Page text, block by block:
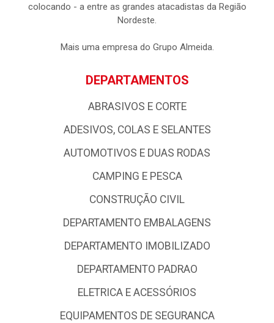
colocando - a entre as grandes atacadistas da Região
Nordeste.
Mais uma empresa do Grupo Almeida.
DEPARTAMENTOS
ABRASIVOS E CORTE
ADESIVOS, COLAS E SELANTES
AUTOMOTIVOS E DUAS RODAS
CAMPING E PESCA
CONSTRUÇÃO CIVIL
DEPARTAMENTO EMBALAGENS
DEPARTAMENTO IMOBILIZADO
DEPARTAMENTO PADRAO
ELETRICA E ACESSÓRIOS
EQUIPAMENTOS DE SEGURANCA